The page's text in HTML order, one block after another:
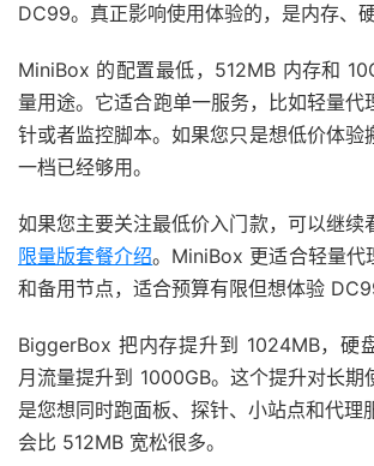
DC99。真正影响使用体验的，是内存、
MiniBox 的配置最低，512MB 内存和
量用途。它适合跑单一服务，比如轻量代
针或者监控脚本。如果您只是想低价体
一档已经够用。
如果您主要关注最低价入门款，可以继续
限量版套餐介绍。MiniBox 更适合轻量代
和备用节点，适合预算有限但想体验
BiggerBox 把内存提升到 1024MB，硬
月流量提升到 1000GB。这个提升对长期
是您想同时跑面板、探针、小站点和代理
会比 512MB 宽松很多。